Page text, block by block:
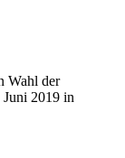
Wahl der
2019 in